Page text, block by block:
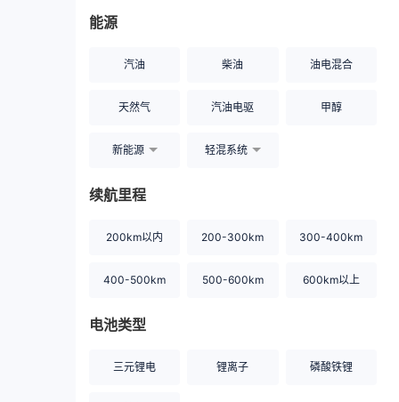
能源
汽油 柴油 油电混合
天然气 汽油电驱 甲醇
新能源 轻混系统
续航里程
200km以内 200-300km 300-400km
400-500km 500-600km 600km以上
电池类型
三元锂电 锂离子 磷酸铁锂